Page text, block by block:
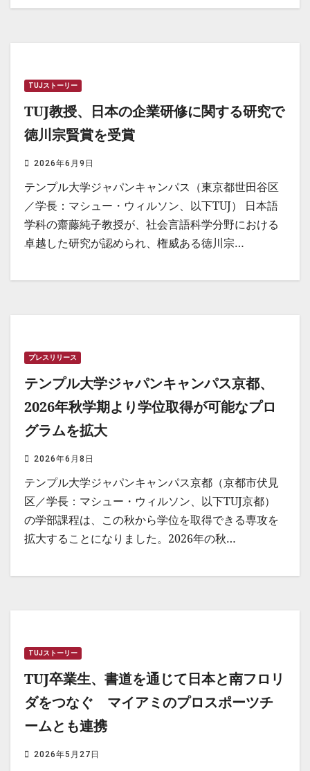
TUJストーリー
TUJ教授、日本の企業研修に関する研究で
徳川宗賢賞を受賞
2026年6月9日
テンプル大学ジャパンキャンパス（東京都世田谷区
／学長：マシュー・ウィルソン、以下TUJ） 日本語
学科の齋藤純子教授が、社会言語科学分野における
卓越した研究が認められ、権威ある徳川宗…
プレスリリース
テンプル大学ジャパンキャンパス京都、
2026年秋学期より学位取得が可能なプロ
グラムを拡大
2026年6月8日
テンプル大学ジャパンキャンパス京都（京都市伏見
区／学長：マシュー・ウィルソン、以下TUJ京都）
の学部課程は、この秋から学位を取得できる専攻を
拡大することになりました。2026年の秋…
TUJストーリー
TUJ卒業生、書道を通じて日本と南フロリ
ダをつなぐ マイアミのプロスポーツチ
ームとも連携
2026年5月27日